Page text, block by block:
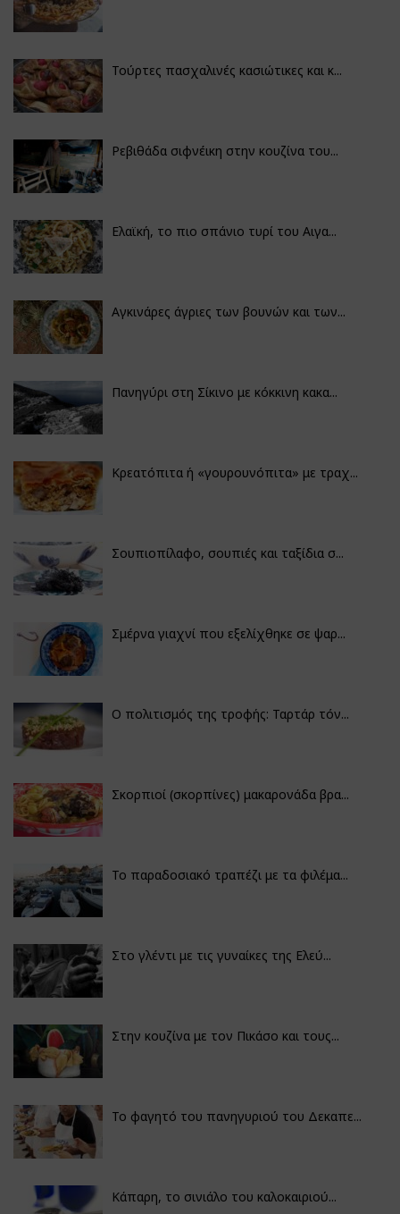
Τούρτες πασχαλινές κασιώτικες και κ...
Ρεβιθάδα σιφνέικη στην κουζίνα του...
Ελαϊκή, το πιο σπάνιο τυρί του Αιγα...
Αγκινάρες άγριες των βουνών και των...
Πανηγύρι στη Σίκινο με κόκκινη κακα...
Κρεατόπιτα ή «γουρουνόπιτα» με τραχ...
Σουπιοπίλαφο, σουπιές και ταξίδια σ...
Σμέρνα γιαχνί που εξελίχθηκε σε ψαρ...
Ο πολιτισμός της τροφής: Ταρτάρ τόν...
Σκορπιοί (σκορπίνες) μακαρονάδα βρα...
Το παραδοσιακό τραπέζι με τα φιλέμα...
Στο γλέντι με τις γυναίκες της Ελεύ...
Στην κουζίνα με τον Πικάσο και τους...
Το φαγητό του πανηγυριού του Δεκαπε...
Κάπαρη, το σινιάλο του καλοκαιριού...